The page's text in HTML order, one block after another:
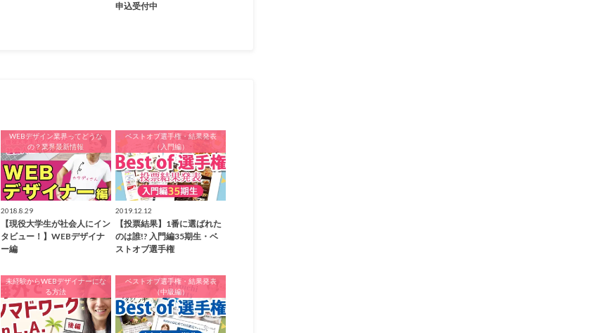
申込受付中
WEBデザイン業界ってどうな
の？業界最新情報
2018.8.29
【現役大学生が社会人にイン
タビュー！】WEBデザイナ
ー編
ベストオブ選手権・結果発表
（入門編）
2019.12.12
【投票結果】1番に選ばれた
のは誰!? 入門編35期生・ベ
ストオブ選手権
未経験からWEBデザイナーにな
る方法
ベストオブ選手権・結果発表
（中級編）